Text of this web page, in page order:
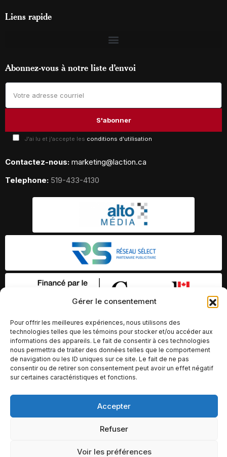
Gérer le consentement
Pour offrir les meilleures expériences, nous utilisons des
technologies telles que les témoins pour stocker et/ou accéder aux
informations des appareils. Le fait de consentir à ces technologies
nous permettra de traiter des données telles que le comportement
de navigation ou les ID uniques sur ce site. Le fait de ne pas
consentir ou de retirer son consentement peut avoir un effet négatif
sur certaines caractéristiques et fonctions.
Accepter
Refuser
Voir les préférences
Liens rapide
Abonnez-vous à notre liste d’envoi
J'ai lu et j'accepte les conditions d'utilisation
Contactez-nous: marketing@laction.ca
Telephone: 519-433-4130
© Copyright 2026 – Altomédia Inc |
Ce site internet a été conçu et développé par Chameleon Ideas